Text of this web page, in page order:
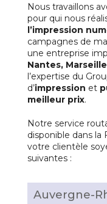
Nous travaillons
pour qui nous
l’impression
campagnes de
une entreprise
Nantes,
l’expertise du
d’impression et
meilleur prix.
Notre service
disponible dans la
votre clientèle
suivantes :
Auvergne-